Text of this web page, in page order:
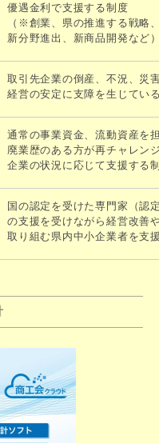
優遇金利で支援する制度
（※創業、県の推進する戦略
新分野進出、新商品開発など
取引先企業の倒産、不況、災
経営の安定に支障を生じてい
通常の事業資金、流動資産を
廃業歴のある方が再チャレン
企業の状況に応じて支援する
国の認定を受けた専門家（認
の支援を受けながら経営改善
取り組む県内中小企業者を支